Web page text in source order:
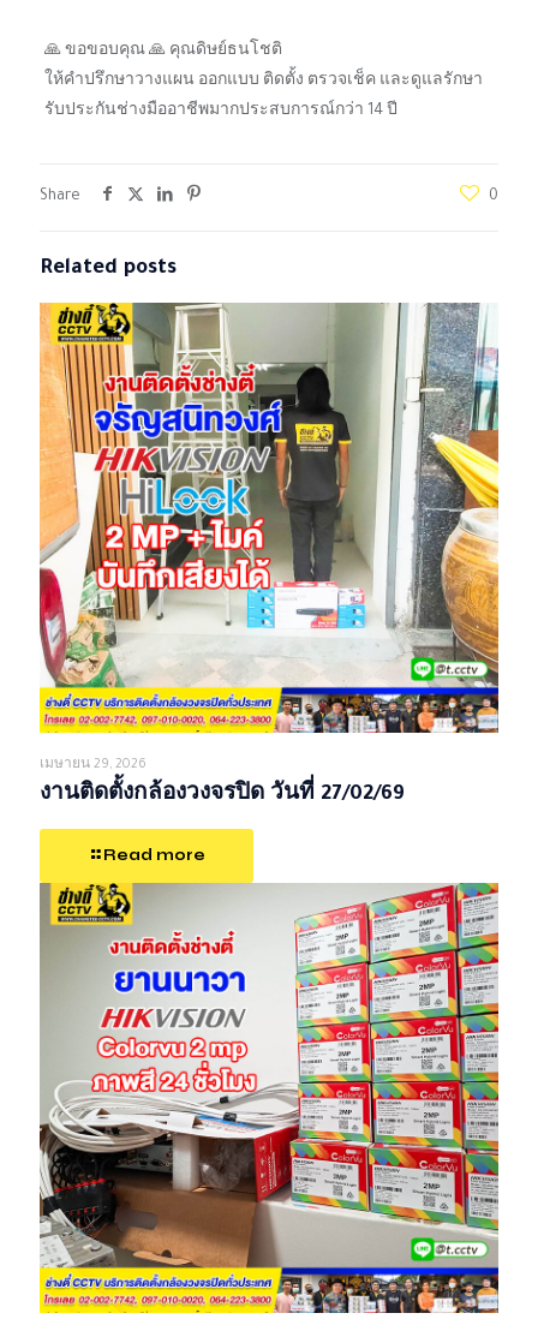
🙏 ขอขอบคุณ 🙏 คุณดิษย์ธนโชติ
ให้คำปรึกษาวางแผน ออกแบบ ติดตั้ง ตรวจเช็ค และดูแลรักษา
รับประกันช่างมืออาชีพมากประสบการณ์กว่า 14 ปี
Share 0
Related posts
เมษายน 29, 2026
งานติดตั้งกล้องวงจรปิด วันที่ 27/02/69
Read more